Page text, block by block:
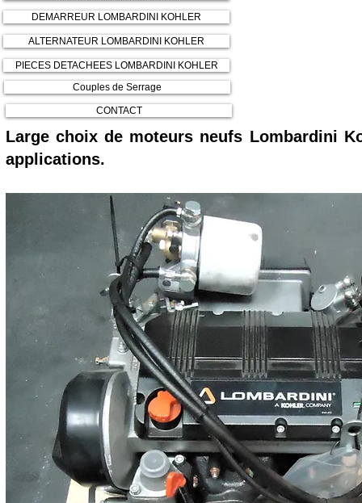
Large choix de moteurs neufs Lombardini
applications.
DEMARREUR LOMBARDINI KOHLER
ALTERNATEUR LOMBARDINI KOHLER
Couples de Serrage
CONTACT
PIECES DETACHEES LOMBARDINI KOHLER